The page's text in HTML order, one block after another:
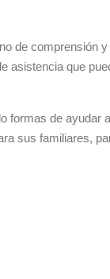
de comprensión y
asistencia que
de ayudar
sus familiares,